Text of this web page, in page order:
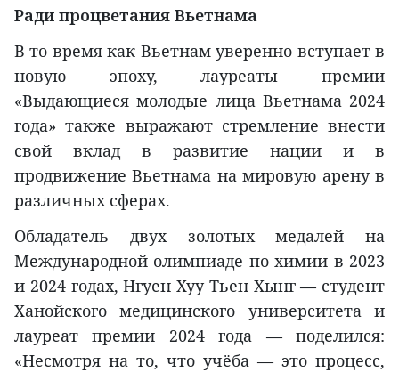
Ради процветания Вьетнама
В то время как Вьетнам уверенно вступает в
новую эпоху, лауреаты премии
«Выдающиеся молодые лица Вьетнама 2024
года» также выражают стремление внести
свой вклад в развитие нации и в
продвижение Вьетнама на мировую арену в
различных сферах.
Обладатель двух золотых медалей на
Международной олимпиаде по химии в 2023
и 2024 годах, Нгуен Хуу Тьен Хынг — студент
Ханойского медицинского университета и
лауреат премии 2024 года — поделился:
«Несмотря на то, что учёба — это процесс,